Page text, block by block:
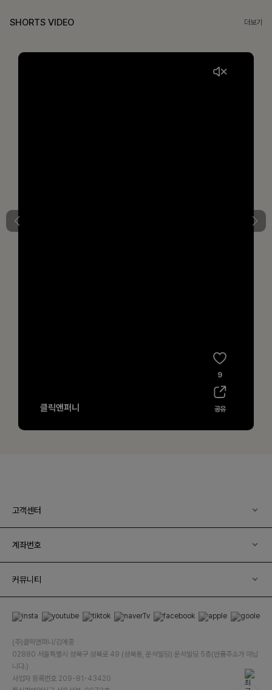
SHORTS VIDEO 더보기
고객센터
계좌번호
커뮤니티
(주)클릭앤퍼니/김예중
02880 서울특별시 성북구 성북로 49 (성북동, 운석빌딩) 운석빌딩 5층(반품주소가 아닙
니다.)
사업자 등록번호 209-81-43420